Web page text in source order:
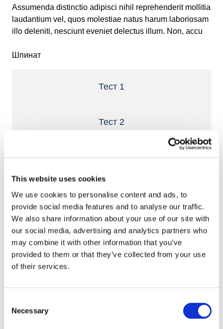
This website uses cookies
We use cookies to personalise content and ads, to
provide social media features and to analyse our traffic.
We also share information about your use of our site with
our social media, advertising and analytics partners who
may combine it with other information that you’ve
provided to them or that they’ve collected from your use
of their services.
Selection
Necessary
Assumenda distinctio adipisci nihil reprehenderit mollitia
laudantium vel, quos molestiae natus harum laboriosam
illo deleniti, nesciunt eveniet delectus illum. Non, accu
Шпинат
Тест 1
Тест 2
Общие проблемы
при замораживании IQF
Название 1